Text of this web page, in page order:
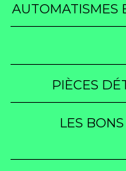
AUTOMATISMES
PIÈCES
LES